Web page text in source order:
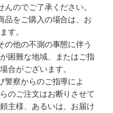
のでご了承ください。
品をご購入の場合は、お
す。
の他の不測の事態に伴う
困難な地域、またはご指
合がございます。
警察からのご指導によ
のご注文はお断りさせて
主様、あるいは、お届け